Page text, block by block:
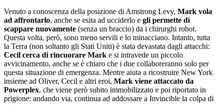
Venuto a conoscenza della posizione di Amstrong Levy, Mark vola
ad affrontarlo, anche se esita ad ucciderlo e gli permette di
scappare nuovamente (senza un braccio) da i chirurghi robot.
Questa volta, però, sono meno servili e lo minacciano. Intanto, tutta
la Terra (non soltanto gli Stati Uniti) è stata devastata dagli attacchi:
Cecil cerca di rincuorare Mark e si intravede un piccolo
avvicinamento, anche se è chiaro che i due collaboreranno solo per
questa situazione di emergenza. Mentre aiuta a ricostruire New York
insieme ad Oliver, Cecil e altri eroi, Mark viene attaccato da
Powerplex, che viene però subito immobilizzato e poi riportato in
prigione: andando via, continua ad addossare a Invincible la colpa di